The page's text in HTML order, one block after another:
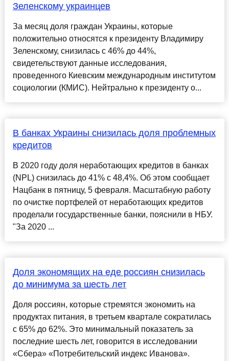
Зеленскому украинцев
За месяц доля граждан Украины, которые
положительно относятся к президенту Владимиру
Зеленскому, снизилась с 46% до 44%,
свидетельствуют данные исследования,
проведенного Киевским международным институтом
социологии (КМИС). Нейтрально к президенту о...
В банках Украины снизилась доля проблемных
кредитов
В 2020 году доля неработающих кредитов в банках
(NPL) снизилась до 41% с 48,4%. Об этом сообщает
Нацбанк в пятницу, 5 февраля. Масштабную работу
по очистке портфелей от неработающих кредитов
проделали государственные банки, пояснили в НБУ.
"За 2020 ...
Доля экономящих на еде россиян снизилась
до минимума за шесть лет
Доля россиян, которые стремятся экономить на
продуктах питания, в третьем квартале сократилась
с 65% до 62%. Это минимальный показатель за
последние шесть лет, говорится в исследовании
«Сбера» «Потребительский индекс Иванова».